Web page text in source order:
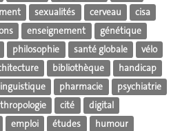
sexualités cerveau
cisa
enseignement
génétique
philosophie santé globale
vélo
bibliothèque
handicap
pharmacie
psychiatrie
cité
digital
emploi études
humour